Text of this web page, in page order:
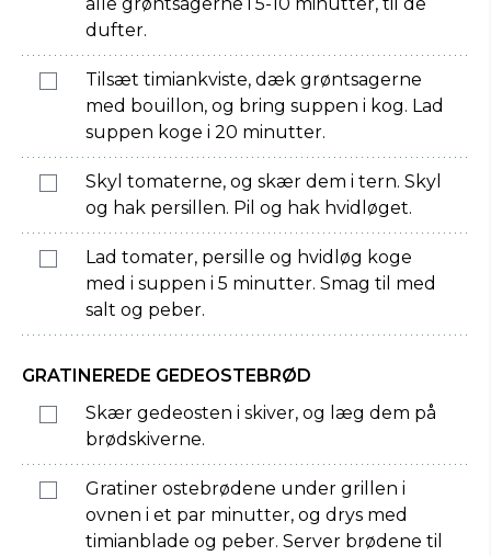
dufter.
Tilsæt timiankviste, dæk grøntsagerne
med bouillon, og bring suppen i kog. Lad
suppen koge i 20 minutter.
Skyl tomaterne, og skær dem i tern. Skyl
og hak persillen. Pil og hak hvidløget.
Lad tomater, persille og hvidløg koge
med i suppen i 5 minutter. Smag til med
salt og peber.
GRATINEREDE GEDEOSTEBRØD
Skær gedeosten i skiver, og læg dem på
brødskiverne.
Gratiner ostebrødene under grillen i
ovnen i et par minutter, og drys med
timianblade og peber. Server brødene til